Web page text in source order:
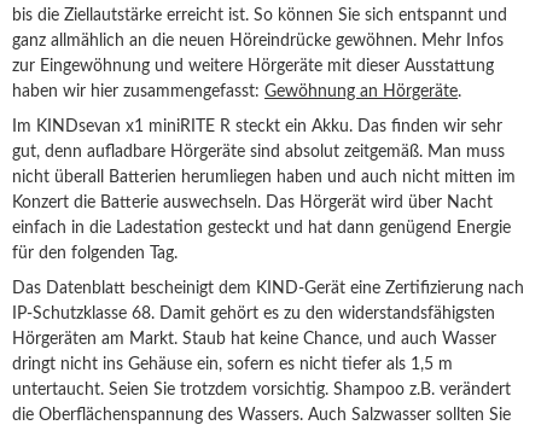
bis die Ziellautstärke erreicht ist. So können Sie sich entspannt und
ganz allmählich an die neuen Höreindrücke gewöhnen. Mehr Infos
zur Eingewöhnung und weitere Hörgeräte mit dieser Ausstattung
haben wir hier zusammengefasst: Gewöhnung an Hörgeräte.
Im KINDsevan x1 miniRITE R steckt ein Akku. Das finden wir sehr
gut, denn aufladbare Hörgeräte sind absolut zeitgemäß. Man muss
nicht überall Batterien herumliegen haben und auch nicht mitten im
Konzert die Batterie auswechseln. Das Hörgerät wird über Nacht
einfach in die Ladestation gesteckt und hat dann genügend Energie
für den folgenden Tag.
Das Datenblatt bescheinigt dem KIND-Gerät eine Zertifizierung nach
IP-Schutzklasse 68. Damit gehört es zu den widerstandsfähigsten
Hörgeräten am Markt. Staub hat keine Chance, und auch Wasser
dringt nicht ins Gehäuse ein, sofern es nicht tiefer als 1,5 m
untertaucht. Seien Sie trotzdem vorsichtig. Shampoo z.B. verändert
die Oberflächenspannung des Wassers. Auch Salzwasser sollten Sie